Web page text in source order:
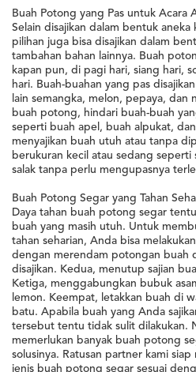
Buah Potong yang Pas untuk Acara
Selain disajikan dalam bentuk aneka
pilihan juga bisa disajikan dalam
tambahan bahan lainnya. Buah
kapan pun, di pagi hari, siang hari,
hari. Buah-buahan yang pas
lain semangka, melon, pepaya, dan
buah potong, hindari buah-buah
seperti buah apel, buah alpukat,
menyajikan buah utuh atau tanpa
berukuran kecil atau sedang
salak tanpa perlu mengupasnya
Buah Potong Segar yang Tahan
Daya tahan buah potong segar
buah yang masih utuh. Untuk
tahan seharian, Anda bisa
dengan merendam potongan buah
disajikan. Kedua, menutup sajian
Ketiga, menggabungkan bubuk
lemon. Keempat, letakkan buah di
batu. Apabila buah yang Anda
tersebut tentu tidak sulit dilakukan.
memerlukan banyak buah potong
solusinya. Ratusan partner kami
jenis buah potong segar sesuai